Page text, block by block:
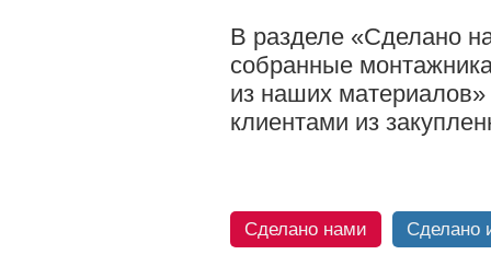
В разделе «Сделано
собранные
из наших
клиентами из
Сделано нами Сделано